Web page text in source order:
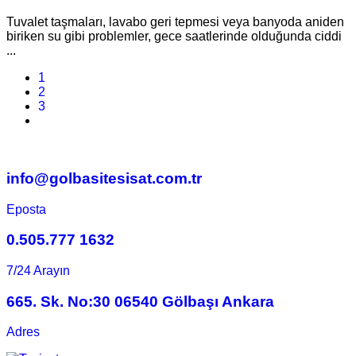
Tuvalet taşmaları, lavabo geri tepmesi veya banyoda aniden
biriken su gibi problemler, gece saatlerinde olduğunda ciddi
...
1
2
3
info@golbasitesisat.com.tr
Eposta
0.505.777 1632
7/24 Arayın
665. Sk. No:30 06540 Gölbaşı Ankara
Adres